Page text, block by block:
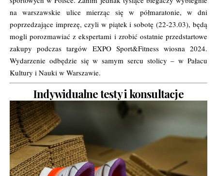
na warszawskie ulice mierząc się w półmaratonie, w dni
poprzedzające imprezę, czyli w piątek i sobotę (22-23.03), będą
mogli porozmawiać z ekspertami i zrobić ostatnie przedstartowe
zakupy podczas targów EXPO Sport&Fitness wiosna 2024.
Wydarzenie odbędzie się w samym sercu stolicy – w Pałacu
Kultury i Nauki w Warszawie.
Indywidualne testy i konsultacje